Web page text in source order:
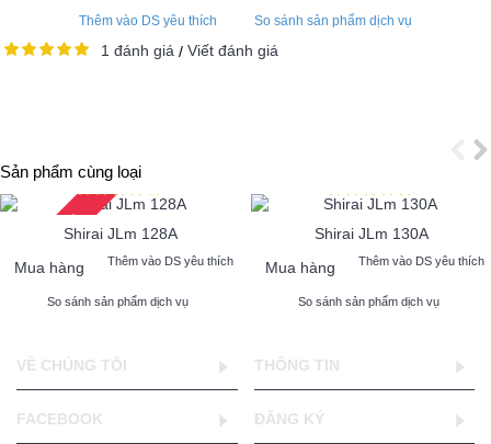
Thêm vào DS yêu thích So sánh sản phẩm dịch vụ
1 đánh giá / Viết đánh giá
Sản phẩm cùng loại
2 - 3 DaysShirai JLm 128A
Mua hàng
Thêm vào DS yêu thích
So sánh sản phẩm dịch vụ
Shirai JLm 130A
Mua hàng
Thêm vào DS yêu thích
So sánh sản phẩm dịch vụ
VỀ CHÚNG TÔI THÔNG TIN
FACEBOOK ĐĂNG KÝ